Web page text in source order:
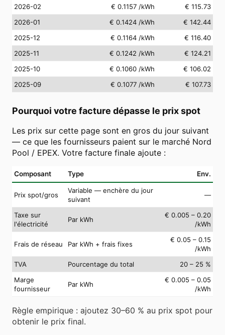
2026-02
€ 0.1157 /kWh
€ 115.73
2026-01
€ 0.1424 /kWh
€ 142.44
2025-12
€ 0.1164 /kWh
€ 116.40
2025-11
€ 0.1242 /kWh
€ 124.21
2025-10
€ 0.1060 /kWh
€ 106.02
2025-09
€ 0.1077 /kWh € 107.73
Pourquoi votre facture dépasse le prix spot
Les prix sur cette page sont en gros du jour suivant
— ce que les fournisseurs paient sur le marché Nord
Pool / EPEX. Votre facture finale ajoute :
Composant Type Env.
Prix spot/gros
Variable — enchère du jour
suivant
—
Taxe sur
l'électricité
Par kWh
€ 0.005 – 0.20
/kWh
Frais de réseau Par kWh + frais fixes
€ 0.05 – 0.15
/kWh
TVA
Pourcentage du total
20 – 25 %
Marge
fournisseur
Par kWh
€ 0.005 – 0.05
/kWh
Règle empirique : ajoutez 30–60 % au prix spot pour
obtenir le prix final.